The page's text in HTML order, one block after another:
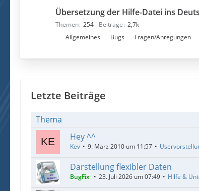
o
r
e
t
e
r
Übersetzung der Hilfe-Datei ins
Themen 254 Beiträge 2,7k
t
f
e
Allgemeines Bugs Fragen/Anregungen
Letzte Beiträge
Thema
Hey ^^
Kev 9. März 2010 um 11:57
Darstellung flexibler Daten
BugFix 23. Juli 2026 um 07:49 Hilfe &